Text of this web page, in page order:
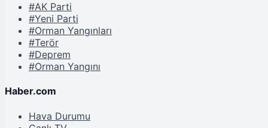
#AK Parti
#Yeni Parti
#Orman Yangınları
#Terör
#Deprem
#Orman Yangını
Haber.com
Hava Durumu